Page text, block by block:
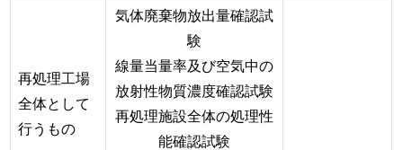
再処理工場
全体として
行うもの
気体廃棄物放出量確認試
験
線量当量率及び空気中の
放射性物質濃度確認試験
再処理施設全体の処理性
能確認試験